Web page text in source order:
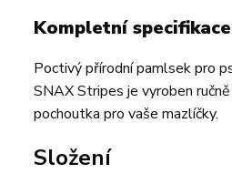
Kompletní specifikace
Poctivý přírodní pamlsek pro
SNAX Stripes je vyroben
pochoutka pro vaše mazlíčky.
Složení